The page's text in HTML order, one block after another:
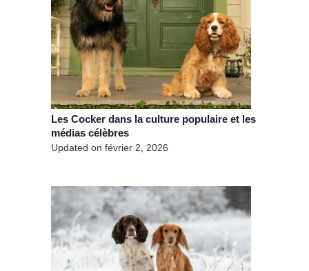
Les Cocker dans la culture populaire et les
médias célèbres
Updated on février 2, 2026